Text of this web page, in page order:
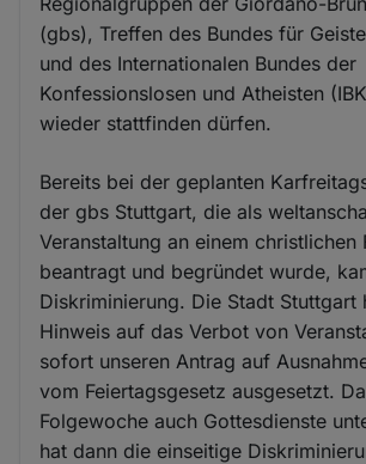
(gbs), Treffen des Bundes für
und des Internationalen Bundes der
Konfessionslosen und Atheisten
wieder stattfinden dürfen.
Bereits bei der geplanten
der gbs Stuttgart, die als
Veranstaltung an einem christlichen
beantragt und begründet wurde,
Diskriminierung. Die Stadt Stuttgart
Hinweis auf das Verbot von
sofort unseren Antrag auf
vom Feiertagsgesetz ausgesetzt.
Folgewoche auch Gottesdienste
hat dann die einseitige